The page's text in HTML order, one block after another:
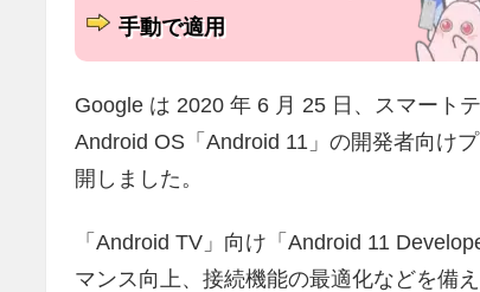
手動で適用
Google は 2020 年 6 月 25 日、スマート
Android OS「Android 11」の開発者向け
開しました。
「Android TV」向け「Android 11
マンス向上、接続機能の最適化などを備